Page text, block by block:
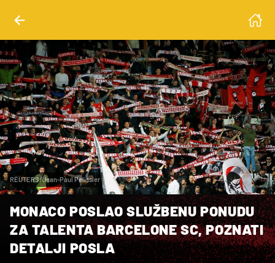
REUTERS/Jean-Paul Pelissier
MONACO POSLAO SLUŽBENU PONUDU
ZA TALENTA BARCELONE SC, POZNATI
DETALJI POSLA